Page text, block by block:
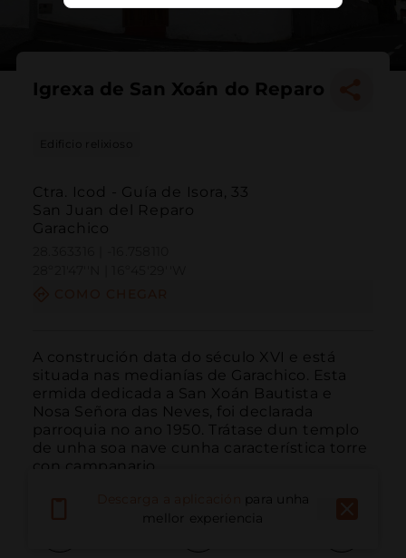
Igrexa de San Xoán do Reparo
Edificio relixioso
Ctra. Icod - Guía de Isora, 33
San Juan del Reparo
Garachico
A construción data do século XVI e está
situada nas medianías de Garachico. Esta
ermida dedicada a San Xoán Bautista e
Nosa Señora das Neves, foi declarada
parroquia no ano 1950. Trátase dun templo
de unha soa nave cunha característica torre
con campanario.
para unha
mellor experiencia